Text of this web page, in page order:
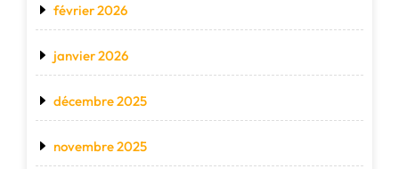
février 2026
janvier 2026
décembre 2025
novembre 2025